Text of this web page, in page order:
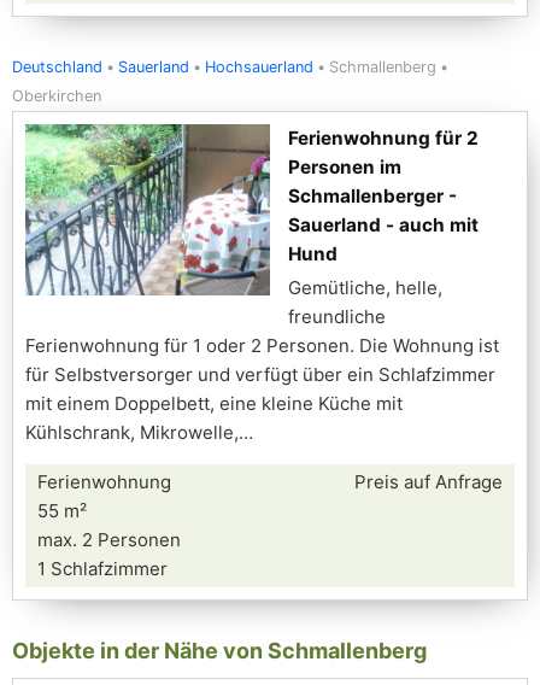
Deutschland Sauerland Hochsauerland
Schmallenberg
Oberkirchen
Ferienwohnung für 2
Personen im
Schmallenberger -
Sauerland - auch mit
Hund
Gemütliche, helle,
freundliche
Ferienwohnung für 1 oder 2 Personen. Die Wohnung ist
für Selbstversorger und verfügt über ein Schlafzimmer
mit einem Doppelbett, eine kleine Küche mit
Kühlschrank, Mikrowelle,
Ferienwohnung
55 m²
max. 2 Personen
1 Schlafzimmer
Preis auf Anfrage
Objekte in der Nähe von Schmallenberg